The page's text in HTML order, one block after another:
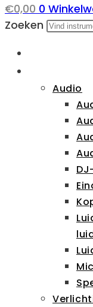
€0,00 0
Zoeken
Audio